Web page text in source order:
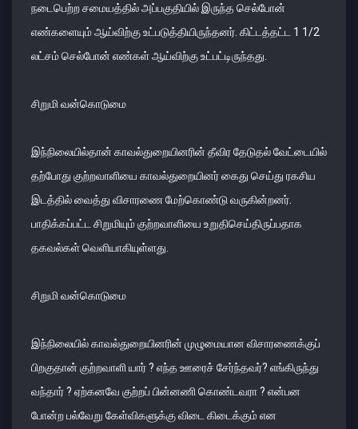
நடைபெற்ற சமையத்தில் அப்பகுதியில் இருந்த செல்போன்
எண்களையும் ஆய்விற்கு உட்படுத்தியிருந்தனர். கிட்டத்தட்ட 1 1/2
லட்சம் செல்போன் எண்கள் ஆய்விற்கு உட்பட்டிருந்தது.
சிறுமி வன்கொடுமை
இந்நிலையில்தான் காவல்துறையினரின் தீவிர தேடுதல் வேட்டையில்
தற்போது குற்றவாளியை காவல்துறையினர் கைது செய்து ரகசிய
இடத்தில் வைத்து விசாரணை மேற்கொண்டு வருகின்றனர்.
பாதிக்கப்பட்ட சிறுமியும் குற்றவாளியை உறுதிசெய்திருப்பதாக
தகவல்கள் வெளியாகியுள்ளது.
சிறுமி வன்கொடுமை
இந்நிலையில் காவல்துறையினரின் முழுமையான விசாரணைக்குப்
பிறகுதான் குற்றவாளி யார் ? எந்த ஊரைச் சேர்ந்தவர்? எங்கிருந்து
வந்தார் ? ஏற்கனவே குற்றப் பின்னணி கொண்டவரா ? என்பன
போன்ற பல்வேறு கேள்விகளுக்கு விடை கிடைக்கும் என